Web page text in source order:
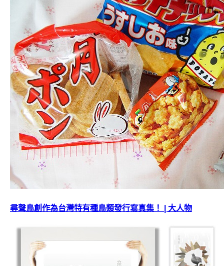
尋聲鳥創作為台灣特有種鳥類發行寫真集！ | 大人物